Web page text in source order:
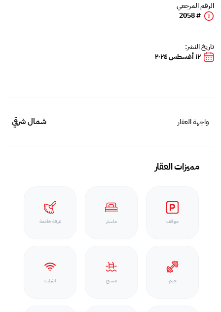
الرقم المرجعي
# 2058
تاريخ النشر:
١٢ أغسطس ٢٠٢٤
واجهة العقار شمال شرقي
مميزات العقار
موقف ماستر غرفة خادمة
جيم مسبح انترنت